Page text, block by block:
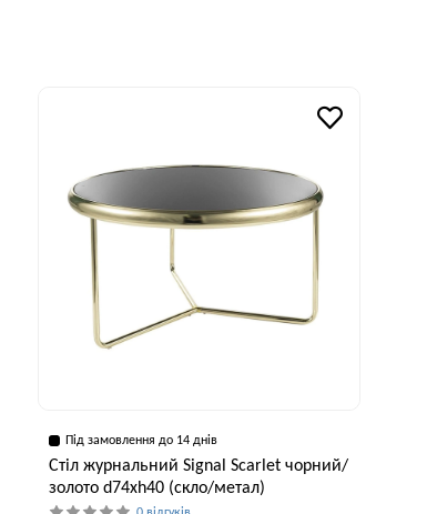
Під замовлення до 14 днів
Стіл журнальний Signal Scarlet чорний/
золото d74хh40 (скло/метал)